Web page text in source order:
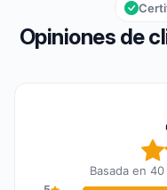
Opiniones de
Basada en